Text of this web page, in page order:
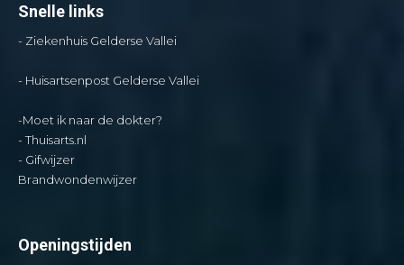
Snelle links
- Ziekenhuis Gelderse Vallei
- Huisartsenpost Gelderse Vallei
-Moet ik naar de dokter?
- Thuisarts.nl
- Gifwijzer
Brandwondenwijzer
Openingstijden